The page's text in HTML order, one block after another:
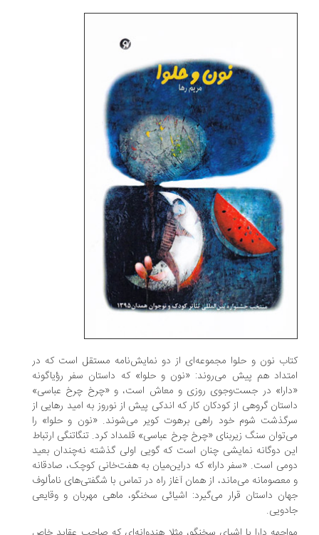
کتاب نون و حلوا مجموعه‌ای از دو نمایش‌نامه مستقل‌ است که در
امتداد هم پیش می‌روند: «نون و حلوا» که داستان سفر رؤیاگونه
«دارا» در جست‌وجوی روزی و معاش است، و «چرخ‌‌ چرخ‌ عباسی»
داستان گروهی از کودکان کار که اندکی پیش از نوروز به امید رهایی از
سرگذشت شوم خود راهی برهوت کویر می‌شوند. «نون و حلوا» را
می‌توان سنگ زیربنای «چرخ‌ چرخ‌ عباسی» قلمداد کرد. تنگاتنگی ارتباط
این دوگانه نمایشی چنان است که گویی اولی گذشته‌ نه‌چندان بعید
دومی است. «سفر دارا» که در‌این‌میان به هفت‌خانی کوچک، صادقانه
و معصومانه می‌ماند، از همان آغاز راه در تماس با شگفتی‌های نامألوف
جهان داستان قرار می‌گیرد: اشیائی سخنگو، ماهی مهربان و وقایعی
جادویی.